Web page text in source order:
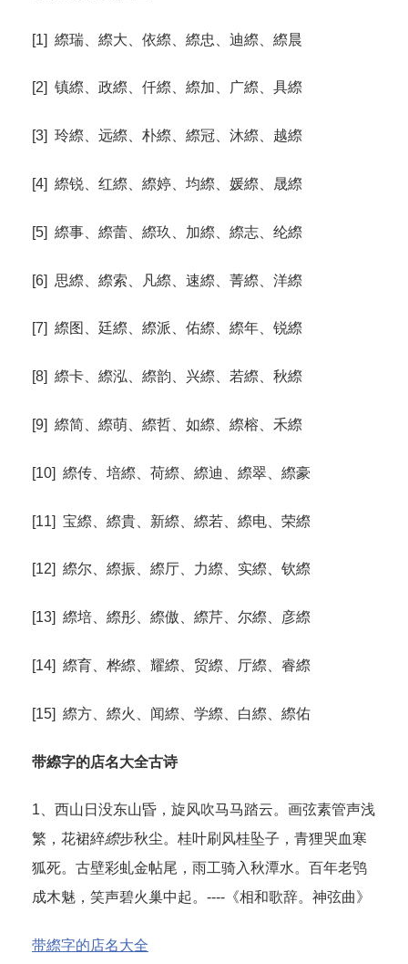
[1] 縩瑞、縩大、依縩、縩忠、迪縩、縩晨
[2] 镇縩、政縩、仟縩、縩加、广縩、具縩
[3] 玲縩、远縩、朴縩、縩冠、沐縩、越縩
[4] 縩锐、红縩、縩婷、均縩、媛縩、晟縩
[5] 縩事、縩蕾、縩玖、加縩、縩志、纶縩
[6] 思縩、縩索、凡縩、速縩、菁縩、洋縩
[7] 縩图、廷縩、縩派、佑縩、縩年、锐縩
[8] 縩卡、縩泓、縩韵、兴縩、若縩、秋縩
[9] 縩简、縩萌、縩哲、如縩、縩榕、禾縩
[10] 縩传、培縩、荷縩、縩迪、縩翠、縩豪
[11] 宝縩、縩貴、新縩、縩若、縩电、荣縩
[12] 縩尔、縩振、縩厅、力縩、实縩、钦縩
[13] 縩培、縩彤、縩傲、縩芹、尔縩、彦縩
[14] 縩育、桦縩、耀縩、贸縩、厅縩、睿縩
[15] 縩方、縩火、闻縩、学縩、白縩、縩佑
带縩字的店名大全古诗
1、西山日没东山昏，旋风吹马马踏云。画弦素管声浅
繁，花裙綷縩步秋尘。桂叶刷风桂坠子，青狸哭血寒
狐死。古壁彩虬金帖尾，雨工骑入秋潭水。百年老鸮
成木魅，笑声碧火巢中起。----《相和歌辞。神弦曲》
带縩字的店名大全